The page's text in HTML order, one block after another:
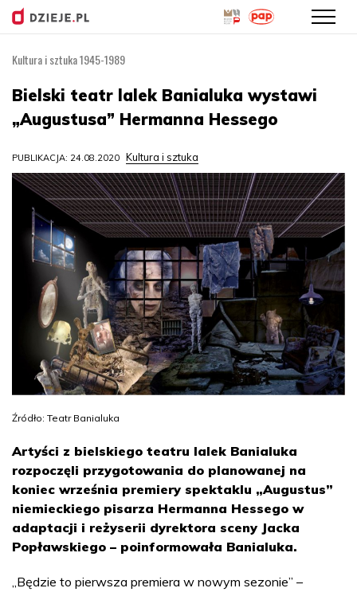
treści
Kultura i sztuka 1945-1989
Bielski teatr lalek Banialuka wystawi
„Augustusa” Hermanna Hessego
PUBLIKACJA: 24.08.2020 Kultura i sztuka
Źródło: Teatr Banialuka
Artyści z bielskiego teatru lalek Banialuka
rozpoczęli przygotowania do planowanej na
koniec września premiery spektaklu „Augustus”
niemieckiego pisarza Hermanna Hessego w
adaptacji i reżyserii dyrektora sceny Jacka
Popławskiego – poinformowała Banialuka.
„Będzie to pierwsza premiera w nowym sezonie” –